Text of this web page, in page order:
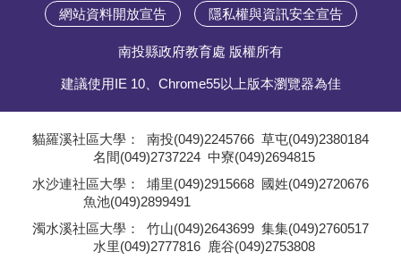
校務行政網站資料開放宣告 隱私權與資訊安全宣告
南投縣政府教育處 版權所有
建議使用IE 10、Chrome55以上版本瀏覽器為佳
貓羅溪社區大學： 南投(049)2245766 草屯(049)2380184
名間(049)2737224 中寮(049)2694815
水沙連社區大學： 埔里(049)2915668 國姓(049)2720676
魚池(049)2899491
濁水溪社區大學： 竹山(049)2643699 集集(049)2760517
水里(049)2777816 鹿谷(049)2753808